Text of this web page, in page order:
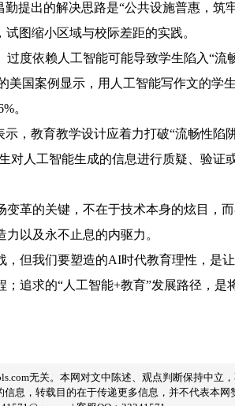
提出的解决思路是“公共设施普惠，筑
图缩小区域与校际差距的实践。
度依赖人工智能可能导致学生陷入“
美国案例显示，用人工智能写作文的学
。
，教育教学设计应着力打破“流畅性
对人工智能生成的信息进行质疑、验
变革的关键，不在于技术本身的炫目，
以及永不止息的内驱力。
但我们要塑造的AI时代教育理性，是
追求的“人工智能+教育”发展路径，
无关。本网对文中陈述、观点判断保持中
息，转载目的在于传递更多信息，并不代表本